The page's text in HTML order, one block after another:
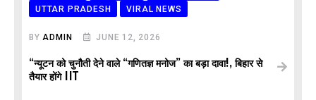
UTTAR PRADESH
VIRAL NEWS
BYADMIN JUNE 12, 2026
“न्यूटन को चुनौती देने वाले “गणितज्ञ मनोज” का बड़ा दावा!, बिहार से
तैयार होंगे IIT